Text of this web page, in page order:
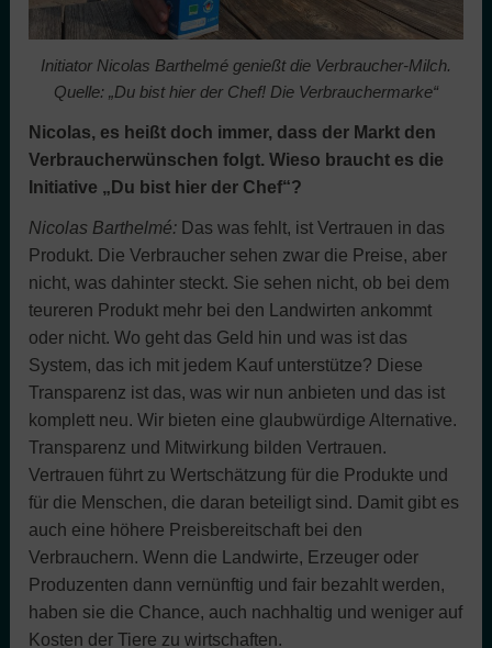
Initiator Nicolas Barthelmé genießt die Verbraucher-Milch.
Quelle: „Du bist hier der Chef! Die Verbrauchermarke“
Nicolas, es heißt doch immer, dass der Markt den
Verbraucherwünschen folgt. Wieso braucht es die
Initiative „Du bist hier der Chef“?
Nicolas Barthelmé: Das was fehlt, ist Vertrauen in das
Produkt. Die Verbraucher sehen zwar die Preise, aber
nicht, was dahinter steckt. Sie sehen nicht, ob bei dem
teureren Produkt mehr bei den Landwirten ankommt
oder nicht. Wo geht das Geld hin und was ist das
System, das ich mit jedem Kauf unterstütze? Diese
Transparenz ist das, was wir nun anbieten und das ist
komplett neu. Wir bieten eine glaubwürdige Alternative.
Transparenz und Mitwirkung bilden Vertrauen.
Vertrauen führt zu Wertschätzung für die Produkte und
für die Menschen, die daran beteiligt sind. Damit gibt es
auch eine höhere Preisbereitschaft bei den
Verbrauchern. Wenn die Landwirte, Erzeuger oder
Produzenten dann vernünftig und fair bezahlt werden,
haben sie die Chance, auch nachhaltig und weniger auf
Kosten der Tiere zu wirtschaften.